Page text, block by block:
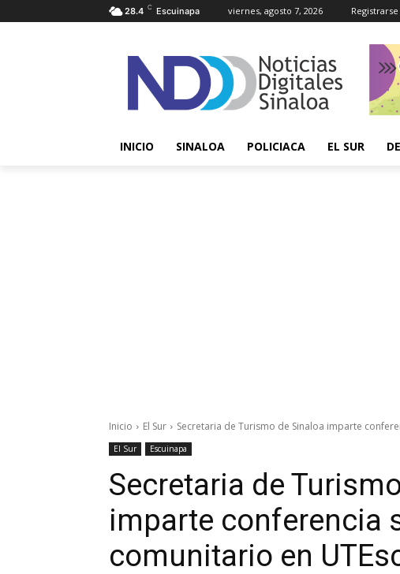
28.4 C Escuinapa viernes, agosto 7, 2026
INICIO SINALOA POLICIACA EL SUR
Inicio El Sur Secretaria de Turismo de Sinaloa imparte
El Sur Escuinapa
Secretaria de
imparte conferencia
comunitario en